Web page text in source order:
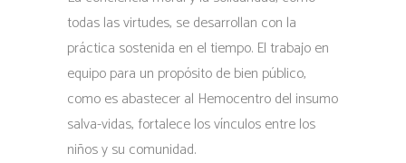
todas las virtudes, se desarrollan con la
práctica sostenida en el tiempo. El trabajo en
equipo para un propósito de bien público,
como es abastecer al Hemocentro del insumo
salva-vidas, fortalece los vínculos entre los
niños y su comunidad.